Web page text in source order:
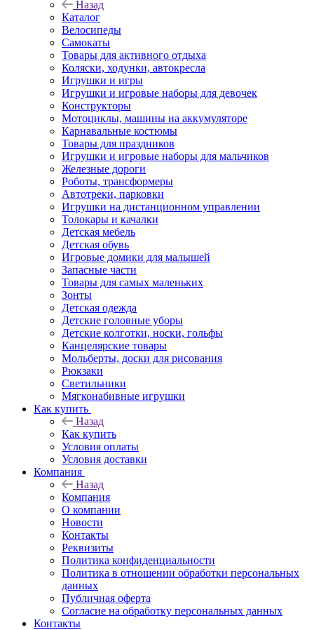
Назад
Каталог
Велосипеды
Самокаты
Товары для активного отдыха
Коляски, ходунки, автокресла
Игрушки и игры
Игрушки и игровые наборы для девочек
Конструкторы
Мотоциклы, машины на аккумуляторе
Карнавальные костюмы
Товары для праздников
Игрушки и игровые наборы для мальчиков
Железные дороги
Роботы, трансформеры
Автотреки, парковки
Игрушки на дистанционном управлении
Толокары и качалки
Детская мебель
Детская обувь
Игровые домики для малышей
Запасные части
Товары для самых маленьких
Зонты
Детская одежда
Детские головные уборы
Детские колготки, носки, гольфы
Канцелярские товары
Мольберты, доски для рисования
Рюкзаки
Светильники
Мягконабивные игрушки
Как купить
Назад
Как купить
Условия оплаты
Условия доставки
Компания
Назад
Компания
О компании
Новости
Контакты
Реквизиты
Политика конфиденциальности
Политика в отношении обработки персональных
данных
Публичная оферта
Согласие на обработку персональных данных
Контакты